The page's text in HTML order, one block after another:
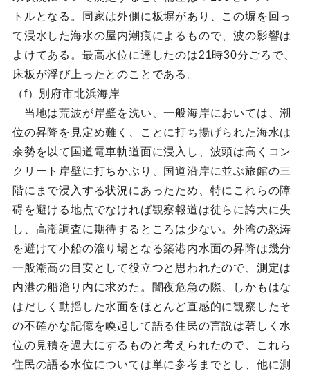
トルとなる。同家は外側に板塀があり、この塀を回っ
て浸水した海水の屋内潮痕によるもので、波の影響は
よけてある。最高水位に達したのは21時30分ごろで、
床板が浮び上ったとのことである。
（f）別府市北浜海岸
当地は荒波が岸壁を洗い、一般海岸においては、潮
位の昇降を見定め難く、ことに打ち揚げられた海水は
余勢を以て国道電車軌道面に浸入し、波頭は高くコン
クリート岸壁に打ちかぶり、国道沿岸に並ぶ旅館の三
階にまで浸入する状況にあったため、特にこれらの障
碍を避ける地点でなければ観察報道は徒らに誇大に失
し、高潮調査に期待するところは少ない。外湾の怒涛
を避けて小船の溜り場となる築港内水面の昇降は幾分
一般潮高の目安として役立つと思われたので、測定は
内港の船溜り内に求めた。闇夜危急の際、しかもはな
はだしく動揺した水面をほとんど直感的に観察したそ
の不確かな記億を喚起して語る住民の言説は著しく水
位の見積を過大にするものと考えられたので、これら
住民の語る水位については単に参考までとし、他に測